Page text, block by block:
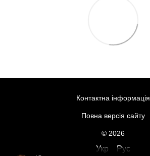
Контактна інформація
Повна версія сайту
© 2026
Укр Рус